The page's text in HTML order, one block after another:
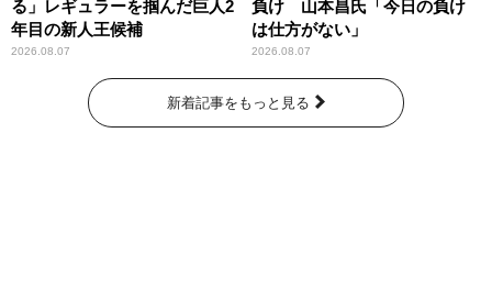
る」レギュラーを掴んだ巨人2
年目の新人王候補
2026.08.07
負け 山本昌氏「今日の負け
は仕方がない」
2026.08.07
新着記事をもっと見る